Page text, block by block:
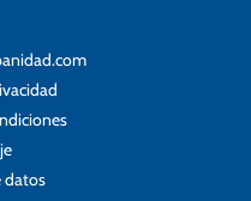
datos